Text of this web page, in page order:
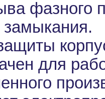
фазного
замыкания.
для